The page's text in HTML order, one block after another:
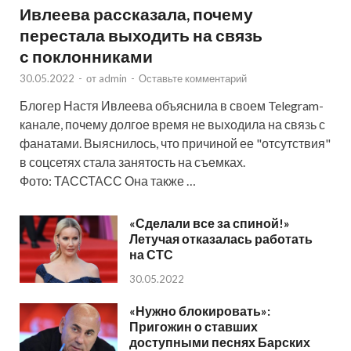
Ивлеева рассказала, почему
перестала выходить на связь
с поклонниками
30.05.2022 - от admin - Оставьте комментарий
Блогер Настя Ивлеева объяснила в своем Telegram-
канале, почему долгое время не выходила на связь с
фанатами. Выяснилось, что причиной ее "отсутствия"
в соцсетях стала занятость на съемках.
Фото: ТАССТАСС Она также …
«Сделали все за спиной!»
Летучая отказалась работать
на СТС
30.05.2022
«Нужно блокировать»:
Пригожин о ставших
доступными песнях Барских